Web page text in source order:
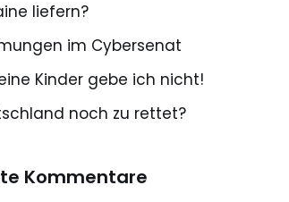
liefern?
im Cybersenat
Kinder gebe ich nicht!
noch zu rettet?
Kommentare